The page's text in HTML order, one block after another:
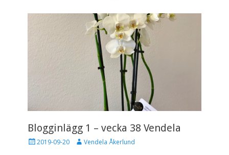
Blogginlägg 1 – vecka 38 Vendela
P
2019-09-20
F
Vendela Åkerlund